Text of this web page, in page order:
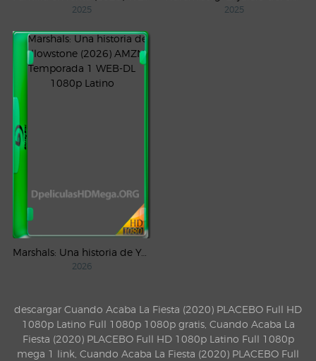
2025 2025
Marshals: Una historia de Yellowstone (2026) AMZN Temporada 1 WEB-DL 1080p Latino
2026
descargar Cuando Acaba La Fiesta (2020) PLACEBO Full HD
1080p Latino Full 1080p 1080p gratis, Cuando Acaba La
Fiesta (2020) PLACEBO Full HD 1080p Latino Full 1080p
mega 1 link, Cuando Acaba La Fiesta (2020) PLACEBO Full